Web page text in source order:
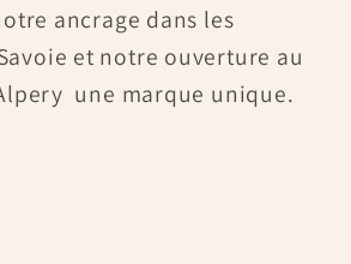
ancrage dans les
et notre ouverture au
une marque unique.